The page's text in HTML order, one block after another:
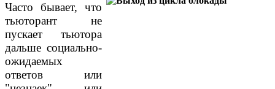
Часто бывает, что
тьюторант не
пускает тьютора
дальше социально-
ожидаемых
ответов или